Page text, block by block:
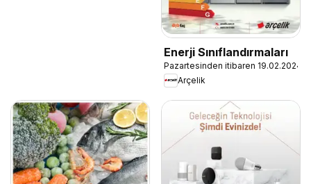
Enerji Sınıflandırmaları
Pazartesinden itibaren 19.02.2024
Arçelik